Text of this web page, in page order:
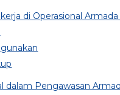
di Operasional
dalam Pengawasan